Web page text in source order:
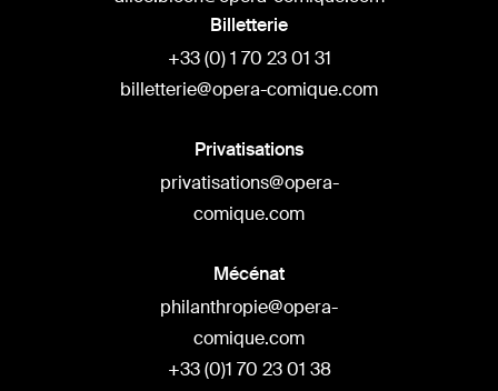
Billetterie
+33 (0) 1 70 23 01 31
billetterie@opera-comique.com
Privatisations
privatisations@opera-
comique.com
Mécénat
philanthropie@opera-
comique.com
+33 (0)1 70 23 01 38